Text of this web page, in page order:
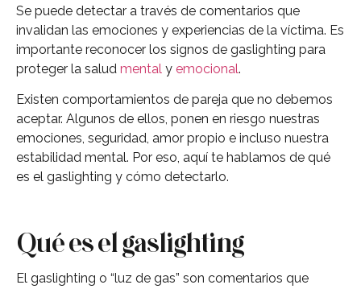
Se puede detectar a través de comentarios que
invalidan las emociones y experiencias de la víctima. Es
importante reconocer los signos de gaslighting para
proteger la salud mental y emocional.
Existen comportamientos de pareja que no debemos
aceptar. Algunos de ellos, ponen en riesgo nuestras
emociones, seguridad, amor propio e incluso nuestra
estabilidad mental. Por eso, aquí te hablamos de qué
es el gaslighting y cómo detectarlo.
Qué es el gaslighting
El gaslighting o “luz de gas” son comentarios que